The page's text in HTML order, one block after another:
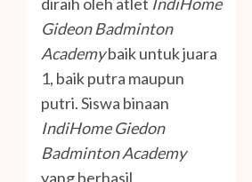
Gideon Badminton
Academybaik untuk juara
1, baik putra maupun
putri. Siswa binaan
IndiHome Giedon
Badminton Academy
yang berhasil